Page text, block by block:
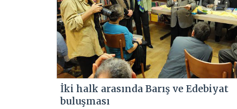
İki halk arasında Barış ve Edebiyat
buluşması